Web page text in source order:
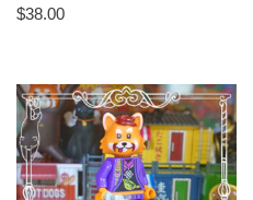
$38.00